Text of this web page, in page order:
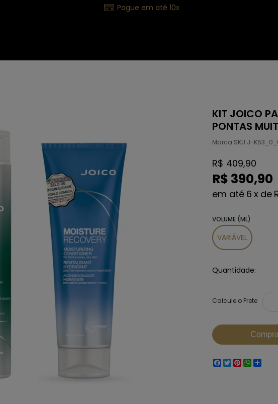
Pague em até 10x
KIT JOICO
PONTAS
Marca:SKU J-
R$ 409,90
R$ 390,90
6 x de
VOLUME (ML)
VARIÁVEL
Quantidade
Facebook
Twitter
Pinterest